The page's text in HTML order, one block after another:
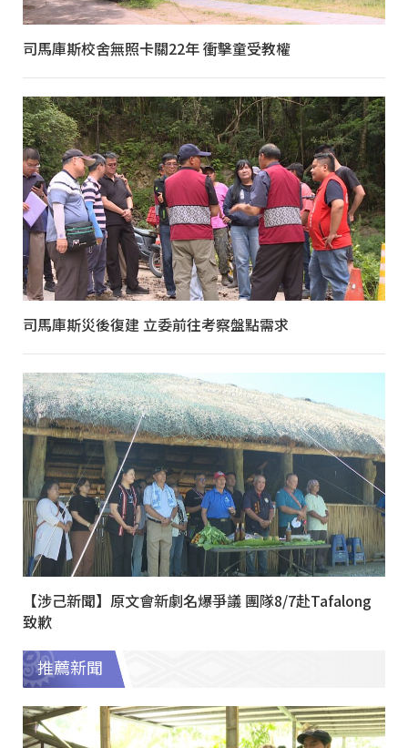
司馬庫斯校舍無照卡關22年 衝擊童受教權
司馬庫斯災後復建 立委前往考察盤點需求
【涉己新聞】原文會新劇名爆爭議 團隊8/7赴Tafalong
致歉
推薦新聞